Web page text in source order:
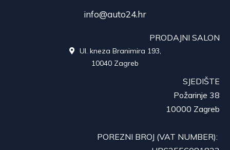
info@auto24.hr
PRODAJNI SALON
Ul. kneza Branimira 193,
10040 Zagreb
SJEDIŠTE
Požarinje 38
10000 Zagreb
POREZNI BROJ (VAT NUMBER):